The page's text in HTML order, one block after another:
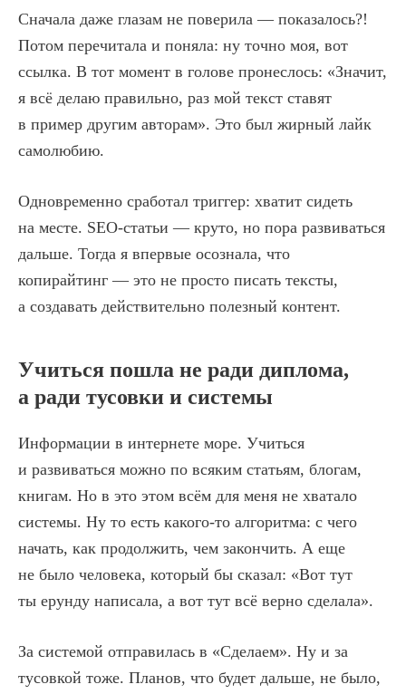
Сначала даже глазам не поверила — показалось?!
Потом перечитала и поняла: ну точно моя, вот
ссылка. В тот момент в голове пронеслось: «Значит,
я всё делаю правильно, раз мой текст ставят
в пример другим авторам». Это был жирный лайк
самолюбию.
Одновременно сработал триггер: хватит сидеть
на месте. SEO-статьи — круто, но пора развиваться
дальше. Тогда я впервые осознала, что
копирайтинг — это не просто писать тексты,
а создавать действительно полезный контент.
Учиться пошла не ради диплома,
а ради тусовки и системы
Информации в интернете море. Учиться
и развиваться можно по всяким статьям, блогам,
книгам. Но в это этом всём для меня не хватало
системы. Ну то есть какого-то алгоритма: с чего
начать, как продолжить, чем закончить. А еще
не было человека, который бы сказал: «Вот тут
ты ерунду написала, а вот тут всё верно сделала».
За системой отправилась в «Сделаем». Ну и за
тусовкой тоже. Планов, что будет дальше, не было,